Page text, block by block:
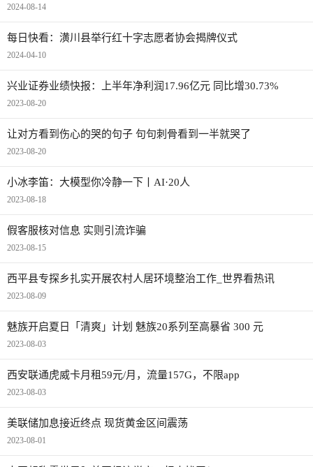
2024-08-14
每日快看：​潢川县举行红十字志愿者协会揭牌仪式
2024-04-10
兴业证券业绩快报：上半年净利润17.96亿元 同比增30.73%
2023-08-20
让对方看到伤心的哭的句子 句句刺骨看到一半就哭了
2023-08-20
小冰李笛：大模型你冷静一下丨AI·20人
2023-08-18
假客服核对信息 实则引流诈骗
2023-08-15
​西平县专探乡扎实开展农村人居环境整治工作_世界看热讯
2023-08-09
魅族开启夏日「清爽」计划 魅族20系列至高暴省 300 元
2023-08-03
西安联通虎威卡月租59元/月，流量157G，不限app
2023-08-03
美联储加息接近终点 现货黄金区间震荡
2023-08-01